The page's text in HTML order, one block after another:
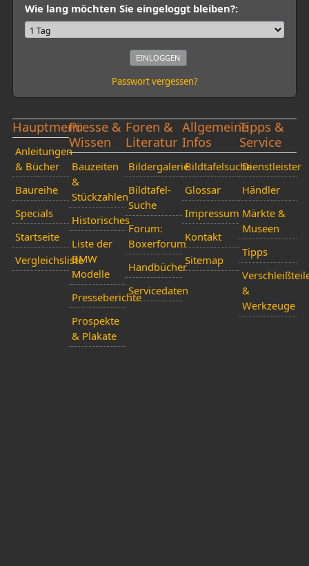
Wie lang möchten Sie eingeloggt bleiben?:
Passwort vergessen?
Hauptmenü
Anleitungen
& Bücher
Baureihe
Specials
Startseite
Vergleichsliste
Presse &
Wissen
Bauzeiten
&
Stückzahlen
Historisches
Liste der
BMW
Modelle
Presseberichte
Prospekte
& Plakate
Foren &
Literatur
Bildergalerie
Bildtafel-
Suche
Forum:
Boxerforum
Handbücher
Servicedaten
Allgemeine
Infos
Bildtafelsuche
Glossar
Impressum
Kontakt
Sitemap
Tipps &
Service
Dienstleister
Händler
Märkte &
Museen
Tipps
&
Werkzeuge